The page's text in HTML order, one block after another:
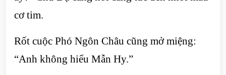
cơ tim.
Rốt cuộc Phó Ngôn Châu cũng mở miệng:
“Anh không hiểu Mẫn Hy.”